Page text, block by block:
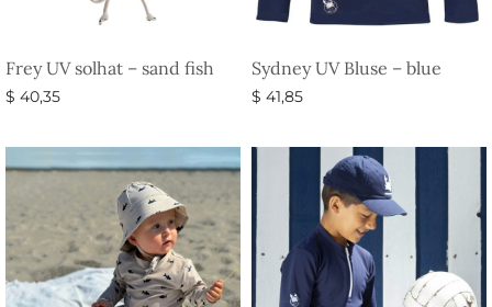
Frey UV solhat – sand fish
$ 40,35
Sydney UV Bluse – blue
$ 41,85